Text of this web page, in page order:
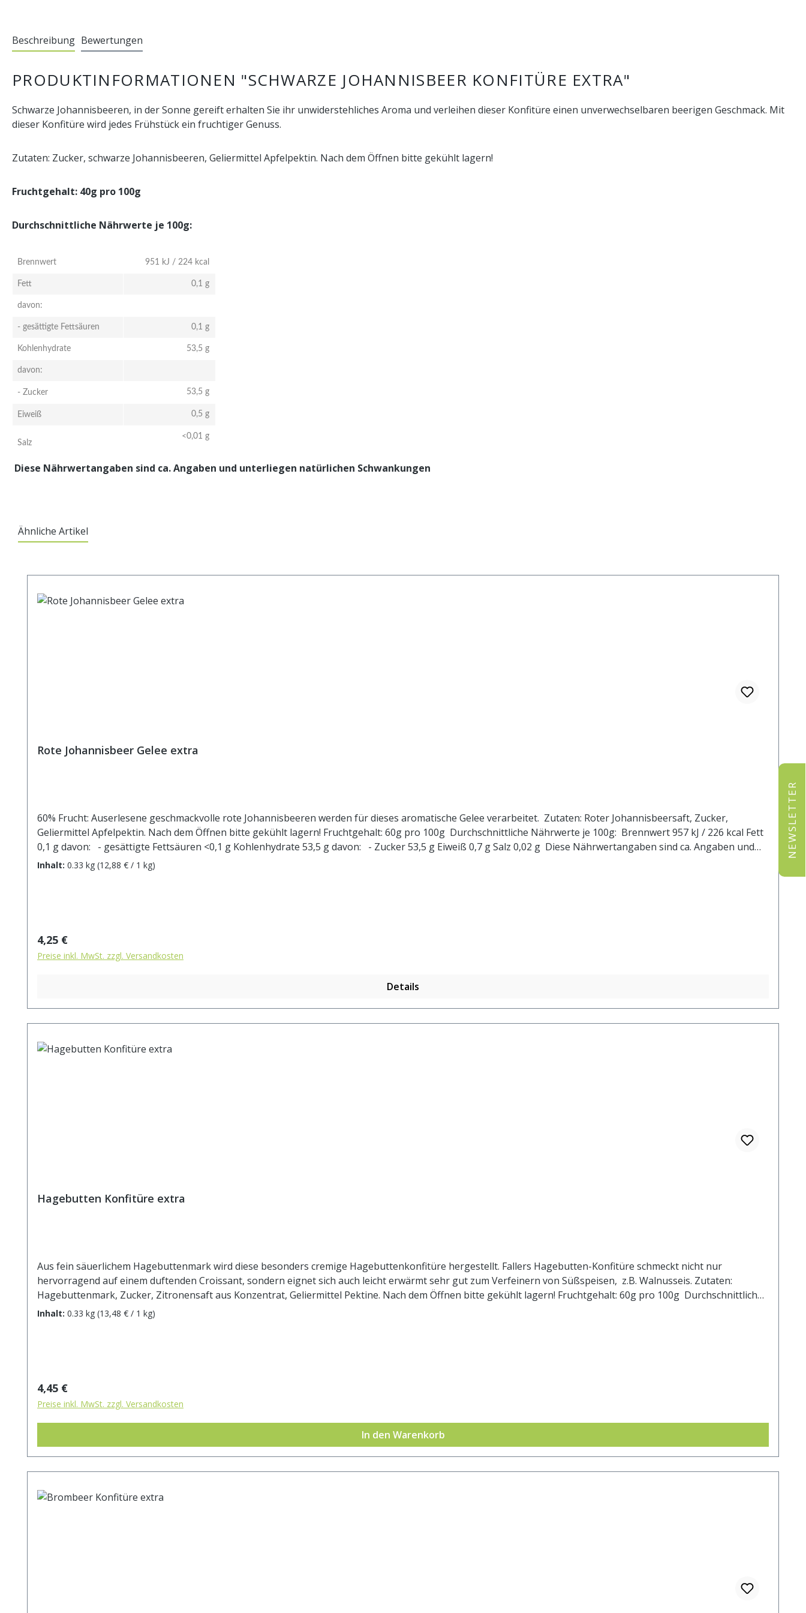
Beschreibung Bewertungen
PRODUKTINFORMATIONEN "SCHWARZE JOHANNISBEER KONFITÜRE EXTRA"
Schwarze Johannisbeeren, in der Sonne gereift erhalten Sie ihr unwiderstehliches Aroma und verleihen dieser Konfitüre einen unverwechselbaren beerigen Geschmack. Mit
dieser Konfitüre wird jedes Frühstück ein fruchtiger Genuss.
Zutaten: Zucker, schwarze Johannisbeeren, Geliermittel Apfelpektin. Nach dem Öffnen bitte gekühlt lagern!
Fruchtgehalt: 40g pro 100g
Durchschnittliche Nährwerte je 100g:
Brennwert 951 kJ / 224 kcal
Fett 0,1 g
davon:
- gesättigte Fettsäuren 0,1 g
Kohlenhydrate 53,5 g
davon:
- Zucker 53,5 g
Eiweiß 0,5 g
Salz
<0,01 g
Diese Nährwertangaben sind ca. Angaben und unterliegen natürlichen Schwankungen
Ähnliche Artikel
Rote Johannisbeer Gelee extra
60% Frucht: Auserlesene geschmackvolle rote Johannisbeeren werden für dieses aromatische Gelee verarbeitet. Zutaten: Roter Johannisbeersaft, Zucker,
Geliermittel Apfelpektin. Nach dem Öffnen bitte gekühlt lagern! Fruchtgehalt: 60g pro 100g Durchschnittliche Nährwerte je 100g: Brennwert 957 kJ / 226 kcal Fett
0,1 g davon: - gesättigte Fettsäuren <0,1 g Kohlenhydrate 53,5 g davon: - Zucker 53,5 g Eiweiß 0,7 g Salz 0,02 g Diese Nährwertangaben sind ca. Angaben und
unterliegen natürlichen Schwankungen
Inhalt: 0.33 kg (12,88 € / 1 kg)
Regulärer Preis:
4,25 €
Preise inkl. MwSt. zzgl. Versandkosten
Details
Hagebutten Konfitüre extra
Aus fein säuerlichem Hagebuttenmark wird diese besonders cremige Hagebuttenkonfitüre hergestellt. Fallers Hagebutten-Konfitüre schmeckt nicht nur
hervorragend auf einem duftenden Croissant, sondern eignet sich auch leicht erwärmt sehr gut zum Verfeinern von Süßspeisen, z.B. Walnusseis. Zutaten:
Hagebuttenmark, Zucker, Zitronensaft aus Konzentrat, Geliermittel Pektine. Nach dem Öffnen bitte gekühlt lagern! Fruchtgehalt: 60g pro 100g Durchschnittliche
Nährwerte je 100g: Brennwert 1017 kJ / 240 kcal Fett 0,5 g davon: - gesättigte Fettsäuren 0,4 g Kohlenhydrate 54,6 g davon: - Zucker 53 g Eiweiß 1,3 g Salz <0,1 g
Inhalt: 0.33 kg (13,48 € / 1 kg)
Regulärer Preis:
4,45 €
Preise inkl. MwSt. zzgl. Versandkosten
In den Warenkorb
NEWSLETTER